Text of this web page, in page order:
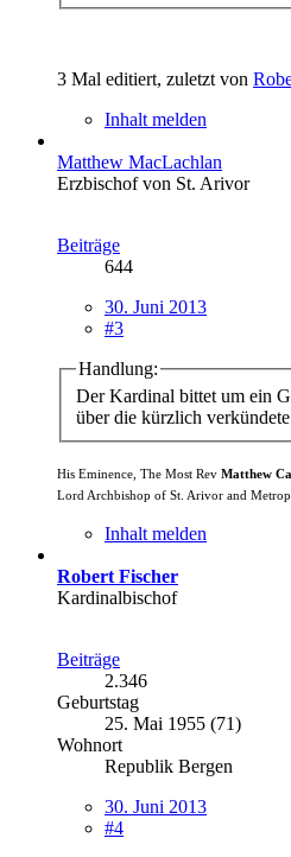
3 Mal editiert, zuletzt von
Inhalt melden
Matthew MacLachlan
Erzbischof von St. Arivor
Beiträge
644
30. Juni 2013
#3
Handlung:
Der Kardinal bittet um ein
über die kürzlich
His Eminence, The Most Rev Matthew
Lord Archbishop of St. Arivor and
Inhalt melden
Robert Fischer
Kardinalbischof
Beiträge
2.346
Geburtstag
25. Mai 1955 (71)
Wohnort
Republik Bergen
30. Juni 2013
#4